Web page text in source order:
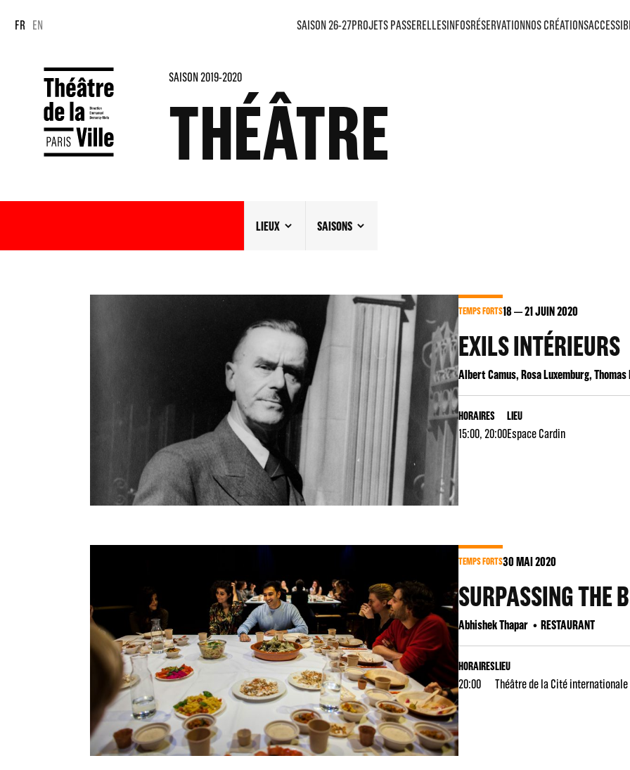
FR EN SAISON 26-27PROJETS PASSERELLESINFOSRÉSERVATIONNOS CRÉATIONS
SAISON 2019-2020
THÉÂTRE
LIEUX SAISONS
TEMPS FORTS18 21JUIN 2020
EXILS INTÉRIEURS
Albert Camus, Rosa Luxemburg,
HORAIRES
15:00, 20:00
LIEU
Espace Cardin
TEMPS FORTS30MAI 2020
SURPASSING THE
Abhishek Thapar RESTAURANT
HORAIRES
20:00
LIEU
Théâtre de la Cité internationale